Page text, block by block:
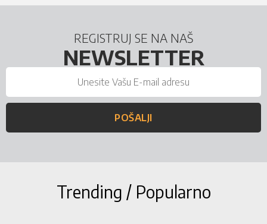
REGISTRUJ SE NA NAŠ
NEWSLETTER
POŠALJI
Trending / Popularno